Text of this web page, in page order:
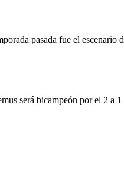
pasada fue el
será bicampeón por el 2 a